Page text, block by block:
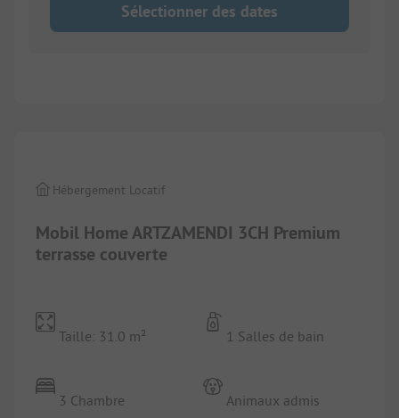
Sélectionner des dates
Mobil Home ARTZAMENDI 3CH Premium
terrasse couverte
Hébergement Locatif
Taille: 31.0 m²
3 Chambre
1 Salles de bain
Animaux admis